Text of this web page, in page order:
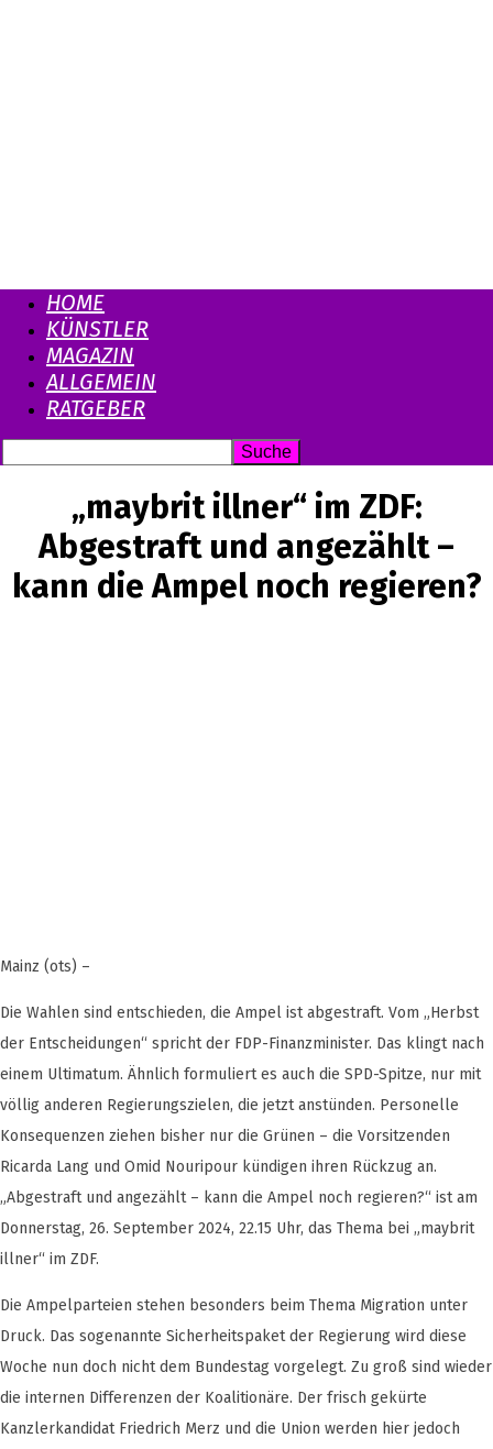
HOME
KÜNSTLER
MAGAZIN
ALLGEMEIN
RATGEBER
„maybrit illner“ im ZDF:
Abgestraft und angezählt –
kann die Ampel noch regieren?
Mainz (ots) –
Die Wahlen sind entschieden, die Ampel ist abgestraft. Vom „Herbst
der Entscheidungen“ spricht der FDP-Finanzminister. Das klingt nach
einem Ultimatum. Ähnlich formuliert es auch die SPD-Spitze, nur mit
völlig anderen Regierungszielen, die jetzt anstünden. Personelle
Konsequenzen ziehen bisher nur die Grünen – die Vorsitzenden
Ricarda Lang und Omid Nouripour kündigen ihren Rückzug an.
„Abgestraft und angezählt – kann die Ampel noch regieren?“ ist am
Donnerstag, 26. September 2024, 22.15 Uhr, das Thema bei „maybrit
illner“ im ZDF.
Die Ampelparteien stehen besonders beim Thema Migration unter
Druck. Das sogenannte Sicherheitspaket der Regierung wird diese
Woche nun doch nicht dem Bundestag vorgelegt. Zu groß sind wieder
die internen Differenzen der Koalitionäre. Der frisch gekürte
Kanzlerkandidat Friedrich Merz und die Union werden hier jedoch